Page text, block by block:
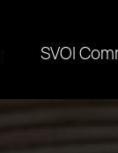
SVOI